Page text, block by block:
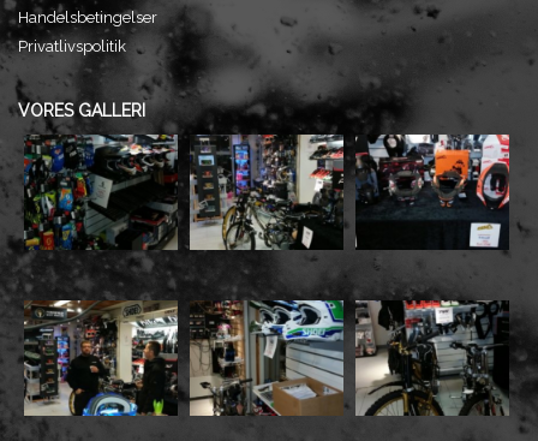
Handelsbetingelser
Privatlivspolitik
VORES GALLERI